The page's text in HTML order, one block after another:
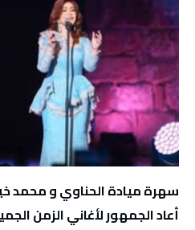
سهرة ميادة الحناوي و
أعاد الجمهور لأغاني الزمن